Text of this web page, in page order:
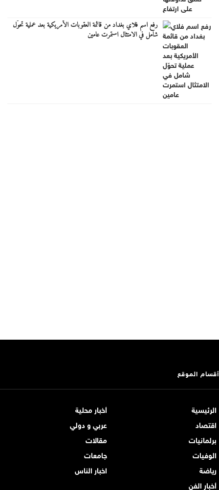
رفع اسم فلاي بغداد من قائمة العقوبات الأمريكية بعد عملية تحوّل
شامل في الامتثال استمرت عامين
أقسام الموقع
الرئيسية
أخبار محلية
اقتصاد
عربي و دولي
برلمانيات
مقالات
الوفيات
جامعات
رياضة
اخبار الناس
أخبار الفن